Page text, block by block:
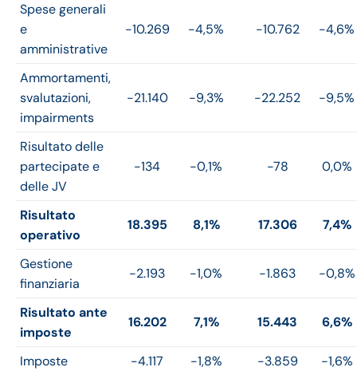
Spese generali
e
amministrative
-10.269 -4,5% -10.762 -4,6%
Ammortamenti,
svalutazioni,
impairments
-21.140 -9,3% -22.252 -9,5%
Risultato delle
partecipate e
delle JV
-134 -0,1% -78 0,0%
Risultato
operativo
18.395 8,1% 17.306 7,4%
Gestione
finanziaria
-2.193 -1,0% -1.863 -0,8%
Risultato ante
imposte
16.202 7,1% 15.443 6,6%
Imposte -4.117 -1,8% -3.859
-1,6%